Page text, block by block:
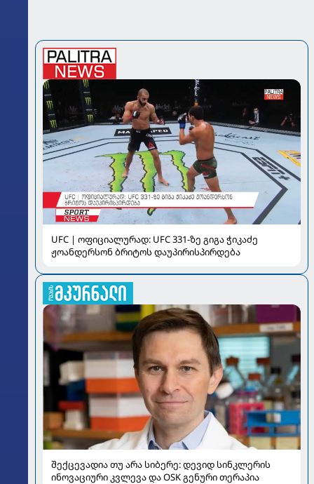
UFC | ოფიციალურად: UFC 331-ზე გიგა ჭიკაძე
ჟოანდერსონ ბრიტოს დაუპირისპირდება
შექცევადია თუ არა სიბერე: დევიდ სინკლერის
ინოვაციური კვლევა და OSK გენური თერაპია